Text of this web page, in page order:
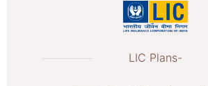
LIC Plans-